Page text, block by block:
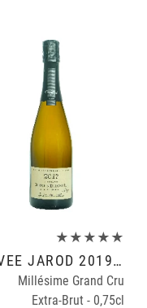
★★★★★
CUVÉE JAROD 2019 - VINIFICATION BOIS TONNEAUX 228 L
Millésime Grand Cru
Extra-Brut - 0,75cl